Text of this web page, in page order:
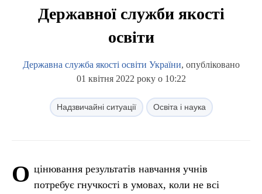
Державної служби якості
освіти
Державна служба якості освіти України, опубліковано
01 квітня 2022 року о 10:22
Надзвичайні ситуації Освіта і наука
О цінювання результатів навчання учнів
потребує гнучкості в умовах, коли не всі